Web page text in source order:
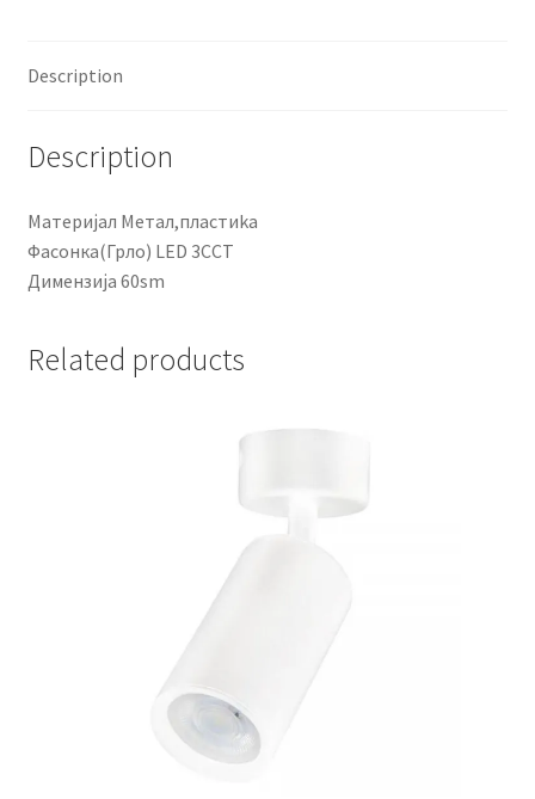
Description
Description
Материјал Метал,пластиka
Фасонка(Грло) LED 3CCT
Димензија 60sm
Related products